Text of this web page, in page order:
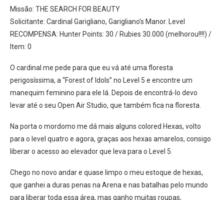
Missão: THE SEARCH FOR BEAUTY
Solicitante: Cardinal Garigliano, Garigliano’s Manor. Level
RECOMPENSA: Hunter Points: 30 / Rubies 30.000 (melhorou!!!!) /
Item: 0
O cardinal me pede para que eu vá até uma floresta
perigosíssima, a “Forest of Idols” no Level 5 e encontre um
manequim feminino para ele lá. Depois de encontrá-lo devo
levar até o seu Open Air Studio, que também fica na floresta.
Na porta o mordomo me dá mais alguns colored Hexas, volto
para o level quatro e agora, graças aos hexas amarelos, consigo
liberar o acesso ao elevador que leva para o Level 5.
Chego no novo andar e quase limpo o meu estoque de hexas,
que ganhei a duras penas na Arena e nas batalhas pelo mundo
para liberar toda essa área, mas ganho muitas roupas,